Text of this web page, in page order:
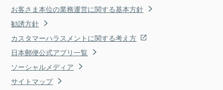
お客さま本位の業務運営に関する基本方針
勧誘方針
カスタマーハラスメントに関する考え方
日本郵便公式アプリ一覧
ソーシャルメディア
サイトマップ